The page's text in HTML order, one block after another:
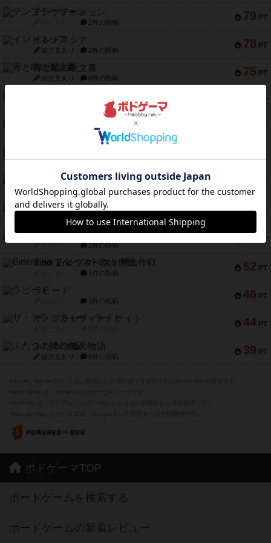
79 PT
テンプテーション
2件の投稿
78 PT
インドネシア
紹介文あり 2件の投稿
75 PT
宵と暁の呪文書
紹介文あり 8件の投稿
PT
9件の投稿
PT
1件の投稿
PT
紹介文なし 1件の投稿
PT
スペクタキュラー
紹介文なし 1件の投稿
59 PT
スモールワールド
PT
ギャンブラー
紹介文なし 2件の投稿
52 PT
Bitter End ブタペスト救出作戦
1件の投稿
46 PT
ラピード
1件の投稿
44 PT
ザ・フラッフィー・ライト
39 PT
ふたつの城の物語
紹介文あり 6件の投稿
ボドゲーマTOP
ボードゲームを検索する
ボードゲームの新着レビュー